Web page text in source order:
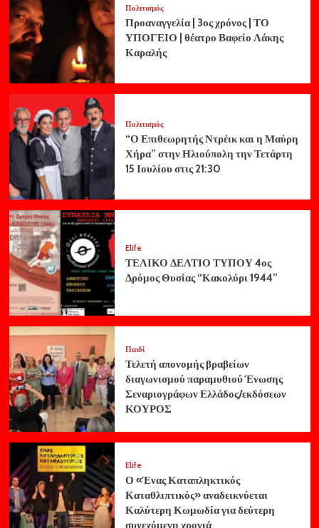
Πολιτισμός
Προαναγγελία | 3ος χρόνος | ΤΟ
ΥΠΟΓΕΙΟ | θέατρο Βαφείο Λάκης
Καραλής
Πολιτισμός
“Ο Επιθεωρητής Ντρέικ και η Μαύρη
Χήρα” στην Ηλιούπολη την Τετάρτη
15 Ιουλίου στις 21:30
Elife
ΤΕΛΙΚΟ ΔΕΛΤΙΟ ΤΥΠΟΥ 4ος
Δρόμος Θυσίας “Κακολύρι 1944”
Παιδί
Τελετή απονομής βραβείων
διαγωνισμού παραμυθιού Ένωσης
Σεναριογράφων Ελλάδος/εκδόσεων
ΚΟΥΡΟΣ
Elife
Ο «Ένας Καταπληκτικός
Καταθλιπτικός» αναδεικνύεται
Καλύτερη Κωμωδία για δεύτερη
συνεχόμενη χρονιά